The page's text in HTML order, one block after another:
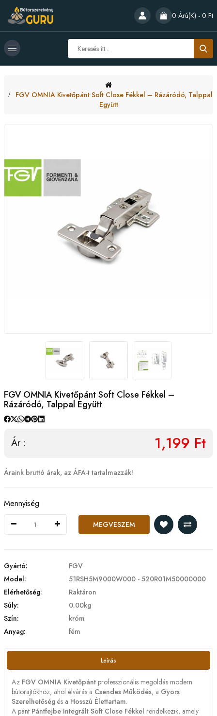
0 Árú(k) - 0 Ft
FGV OMNIA Kivetőpánt Soft Close Fékkel – Rázáródó, Talppal
Együtt
FGV OMNIA Kivetőpánt Soft Close Fékkel –
Rázáródó, Talppal Együtt
Ár : 1,199 Ft
Áraink bruttó árak, az ÁFA-t tartalmazzák!
Mennyiség
MEGVESZEM
Gyártó:
FGV
Model:
51RSH5M9000W000 - 520R01M50000000
Elérhetőség:
Raktáron
Súly:
0.00kg
Szín:
króm
Anyag:
fém
Leírás
Az FGV OMNIA Kivetőpánt professzionális megoldás modern
bútorajtókhoz, ahol elvárás a Csendes Működés, a Gyors
Szerelhetőség és a Hosszú Élettartam.
A pánt Pántfejbe Integrált Soft Close Fékkel rendelkezik, amely